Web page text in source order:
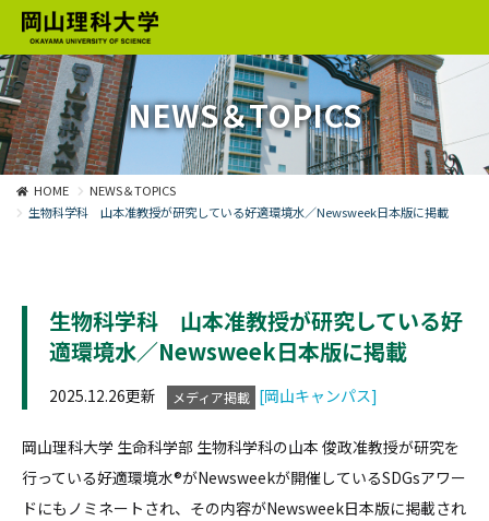
NEWS＆TOPICS
HOME
NEWS＆TOPICS
生物科学科 山本准教授が研究している好適環境水／Newsweek日本版に掲載
生物科学科 山本准教授が研究している好
適環境水／Newsweek日本版に掲載
2025.12.26更新 メディア掲載 [岡山キャンパス]
岡山理科大学 生命科学部 生物科学科の山本 俊政准教授が研究を
行っている好適環境水®がNewsweekが開催しているSDGsアワー
ドにもノミネートされ、その内容がNewsweek日本版に掲載され